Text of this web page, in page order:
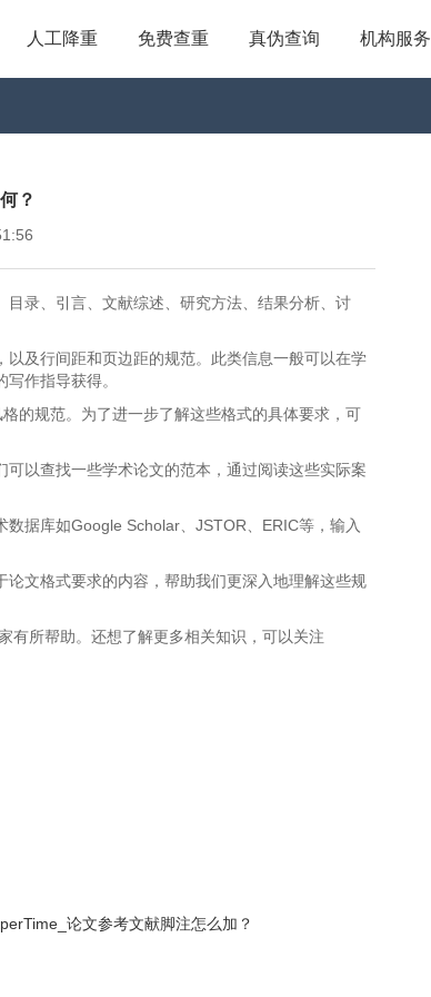
人工降重 免费查重 真伪查询 机构服务
？
录、引言、文献综述、研究方法、结果分析、讨
及行间距和页边距的规范。此类信息一般可以在学
作指导获得。
的规范。为了进一步了解这些格式的具体要求，可
以查找一些学术论文的范本，通过阅读这些实际案
据库如Google Scholar、JSTOR、ERIC等，输入
文格式要求的内容，帮助我们更深入地理解这些规
有所帮助。还想了解更多相关知识，可以关注
论文参考文献脚注怎么加？